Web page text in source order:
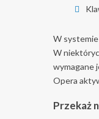
W systemie
W
wymagane
Opera
Przekaż